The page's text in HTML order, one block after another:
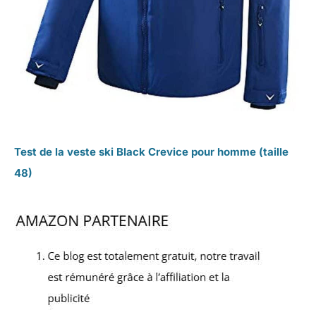
Test de la veste ski Black Crevice pour homme (taille
48)